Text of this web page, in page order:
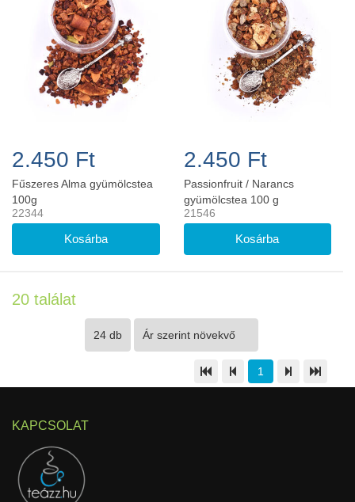
2.450 Ft
Fűszeres Alma gyümölcstea
100g
22344
2.450 Ft
Passionfruit / Narancs
gyümölcstea 100 g
21546
20 találat
1
KAPCSOLAT